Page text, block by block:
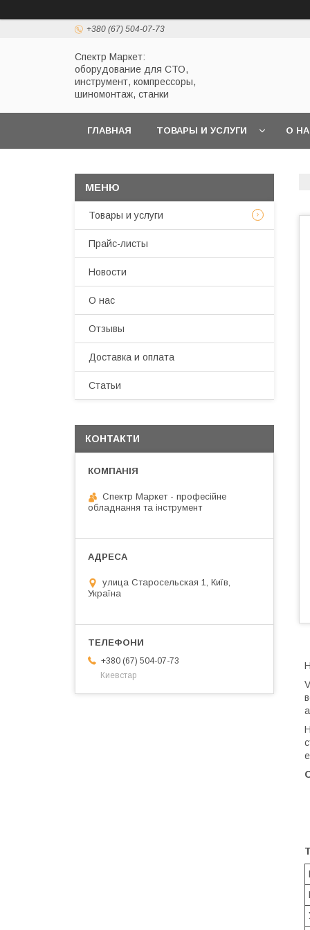
+380 (67) 504-07-73
Спектр Маркет:
оборудование для СТО,
инструмент, компрессоры,
шиномонтаж, станки
ГЛАВНАЯ ТОВАРЫ И УСЛУГИ О
Товары и услуги
Прайс-листы
Новости
О нас
Отзывы
Доставка и оплата
Статьи
КОНТАКТИ
Спектр Маркет - професійне
обладнання та інструмент
улица Старосельская 1, Київ,
Україна
+380 (67) 504-07-73
Киевстар